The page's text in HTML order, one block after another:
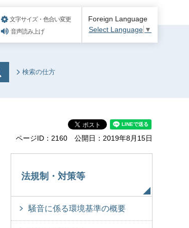
文字サイズ・色合い変更
音声読み上げ
Foreign Language
Select Language ▼
検索の仕方
ページID：2160 公開日：2019年8月15日
法規制・対策等
騒音に係る環境基準の概要